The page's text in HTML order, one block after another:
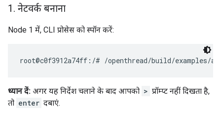
1 . नेटवर्क बनाना
Node 1 में, CLI प्रोसेस को स्पॉन करें:
ध्यान दें: अगर यह निर्देश चलाने के बाद आपको > प्रॉम्प्ट नहीं दिखता है,
तो enter दबाएं.